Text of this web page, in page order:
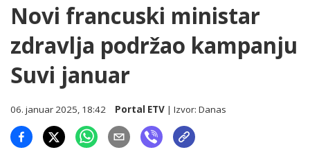
Novi francuski ministar
zdravlja podržao kampanju
Suvi januar
06. januar 2025, 18:42 Portal ETV | Izvor:Danas